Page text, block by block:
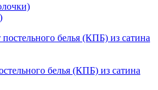
белья (КПБ) из сатина